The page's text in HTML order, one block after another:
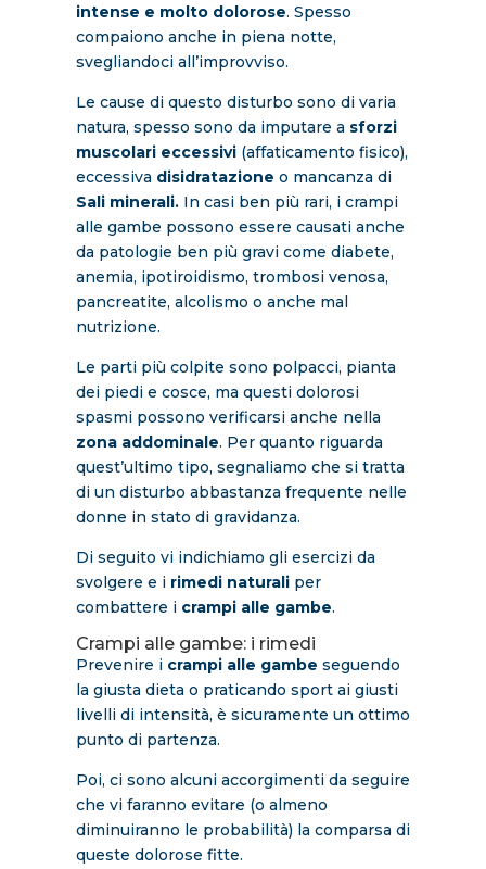
intense e molto dolorose. Spesso
compaiono anche in piena notte,
svegliandoci all’improvviso.
Le cause di questo disturbo sono di varia
natura, spesso sono da imputare a sforzi
muscolari eccessivi(affaticamento fisico),
eccessiva disidratazione o mancanza di
Sali minerali.In casi ben più rari, i crampi
alle gambe possono essere causati anche
da patologie ben più gravi come diabete,
anemia, ipotiroidismo, trombosi venosa,
pancreatite, alcolismo o anche mal
nutrizione.
Le parti più colpite sono polpacci, pianta
dei piedi e cosce, ma questi dolorosi
spasmi possono verificarsi anche nella
zona addominale. Per quanto riguarda
quest’ultimo tipo, segnaliamo che si tratta
di un disturbo abbastanza frequente nelle
donne in stato di gravidanza.
Di seguito vi indichiamo gli esercizi da
svolgere e i rimedi naturaliper
combattere icrampi alle gambe.
Crampi alle gambe: i rimedi
Prevenire i crampi alle gambe seguendo
la giusta dieta o praticando sport ai giusti
livelli di intensità, è sicuramente un ottimo
punto di partenza.
Poi, ci sono alcuni accorgimenti da seguire
che vi faranno evitare (o almeno
diminuiranno le probabilità) la comparsa di
queste dolorose fitte.